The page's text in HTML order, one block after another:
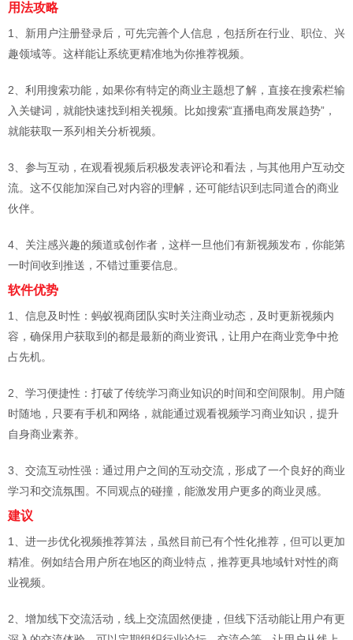
用法攻略
1、新用户注册登录后，可先完善个人信息，包括所在行业、职位、兴
趣领域等。这样能让系统更精准地为你推荐视频。
2、利用搜索功能，如果你有特定的商业主题想了解，直接在搜索栏输
入关键词，就能快速找到相关视频。比如搜索“直播电商发展趋势”，
就能获取一系列相关分析视频。
3、参与互动，在观看视频后积极发表评论和看法，与其他用户互动交
流。这不仅能加深自己对内容的理解，还可能结识到志同道合的商业
伙伴。
4、关注感兴趣的频道或创作者，这样一旦他们有新视频发布，你能第
一时间收到推送，不错过重要信息。
软件优势
1、信息及时性：蚂蚁视商团队实时关注商业动态，及时更新视频内
容，确保用户获取到的都是最新的商业资讯，让用户在商业竞争中抢
占先机。
2、学习便捷性：打破了传统学习商业知识的时间和空间限制。用户随
时随地，只要有手机和网络，就能通过观看视频学习商业知识，提升
自身商业素养。
3、交流互动性强：通过用户之间的互动交流，形成了一个良好的商业
学习和交流氛围。不同观点的碰撞，能激发用户更多的商业灵感。
建议
1、进一步优化视频推荐算法，虽然目前已有个性化推荐，但可以更加
精准。例如结合用户所在地区的商业特点，推荐更具地域针对性的商
业视频。
2、增加线下交流活动，线上交流固然便捷，但线下活动能让用户有更